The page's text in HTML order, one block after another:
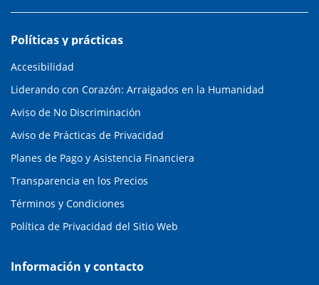
Políticas y prácticas
Accesibilidad
Liderando con Corazón: Arraigados en la Humanidad
Aviso de No Discriminación
Aviso de Prácticas de Privacidad
Planes de Pago y Asistencia Financiera
Transparencia en los Precios
Términos y Condiciones
Política de Privacidad del Sitio Web
Información y contacto